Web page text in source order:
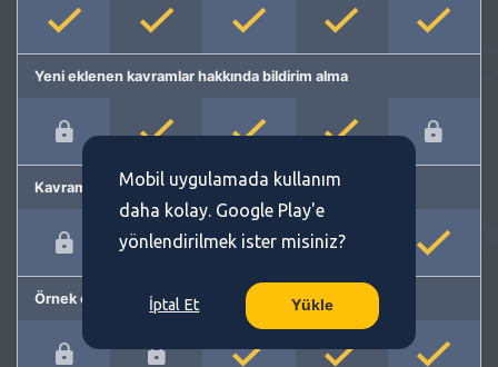
Yeni eklenen kavramlar hakkında bildirim alma
Kavram önerme
Örnek cümleler
Mobil uygulamada kullanım
daha kolay. Google Play'e
yönlendirilmek ister misiniz?
İptal Et Yükle